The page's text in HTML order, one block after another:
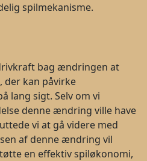
spilmekanisme.
bag ændringen at
der kan påvirke
lang sigt. Selv om vi
denne ændring ville have
vi at gå videre med
af denne ændring vil
en effektiv spiløkonomi,